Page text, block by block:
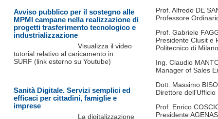
Prof. Alfredo DE
Professore
Prof. Gabriele
Presidente Clusit e
Politecnico di Milano
Ing. Claudio
Manager of Sales
Dott. Massimo
Direttore
Prof. Enrico
Presidente
Avviso pubblico per il sostegno alle
MPMI campane nella realizzazione di
progetti trasferimento tecnologico e
industrializzazione
Visualizza il video
tutorial relativo al caricamento in
SURF (link esterno su Youtube)
Sanità Digitale. Servizi semplici ed
efficaci per cittadini, famiglie e
imprese
La digitalizzazione